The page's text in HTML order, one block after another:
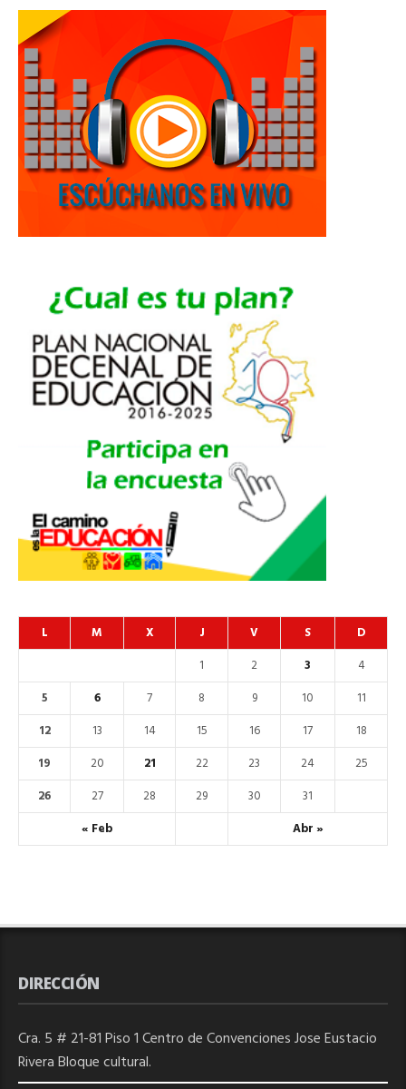
L M X J V S D
« Feb Abr »
1 2 3
4
5
6 7 8 9 10
11
12
13 14 15 16 17
18
19
20 21 22 23 24
25
26
27 28 29 30 31
DIRECCIÓN
Cra. 5 # 21-81 Piso 1 Centro de Convenciones Jose Eustacio
Rivera Bloque cultural.